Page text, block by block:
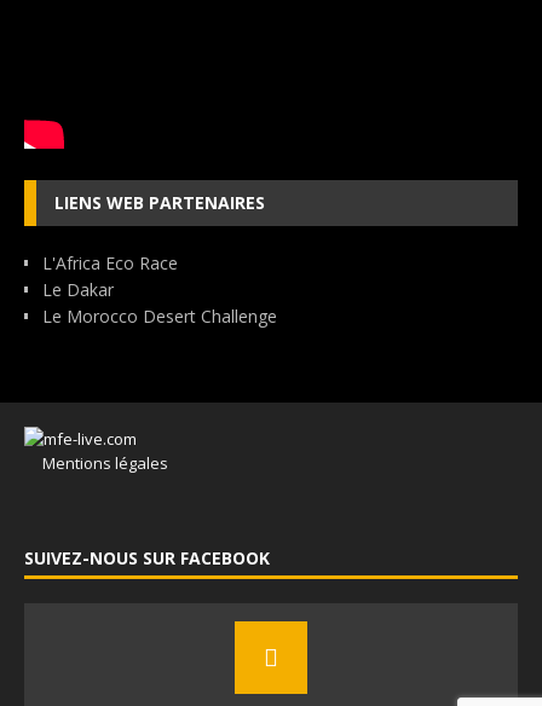
LIENS WEB PARTENAIRES
L'Africa Eco Race
Le Dakar
Le Morocco Desert Challenge
Mentions légales
SUIVEZ-NOUS SUR FACEBOOK